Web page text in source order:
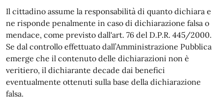
Il cittadino assume la responsabilità di quanto dichiara e
ne risponde penalmente in caso di dichiarazione falsa o
mendace, come previsto dall'art. 76 del D.P.R. 445/2000.
Se dal controllo effettuato dall’Amministrazione Pubblica
emerge che il contenuto delle dichiarazioni non è
veritiero, il dichiarante decade dai benefici
eventualmente ottenuti sulla base della dichiarazione
falsa.